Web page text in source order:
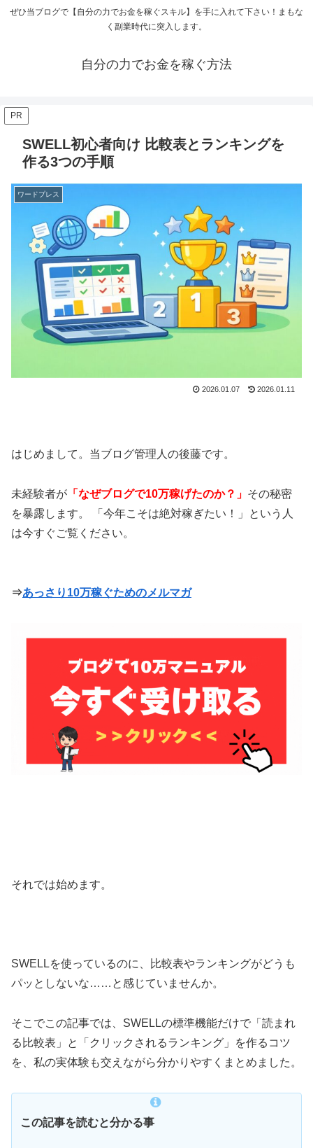
ぜひ当ブログで【自分の力でお金を稼ぐスキル】を手に入れて下さい！まもな
く副業時代に突入します。
自分の力でお金を稼ぐ方法
PR
SWELL初心者向け 比較表とランキングを
作る3つの手順
ワードプレス
2026.01.07 2026.01.11
はじめまして。当ブログ管理人の後藤です。
未経験者が 「なぜブログで10万稼げたのか？」 その秘密
を暴露します。 「今年こそは絶対稼ぎたい！」という人
は今すぐご覧ください。
⇒あっさり10万稼ぐためのメルマガ
それでは始めます。
SWELLを使っているのに、比較表やランキングがどうも
パッとしないな……と感じていませんか。
そこでこの記事では、SWELLの標準機能だけで「読まれ
る比較表」と「クリックされるランキング」を作るコツ
を、私の実体験も交えながら分かりやすくまとめました。
この記事を読むと分かる事